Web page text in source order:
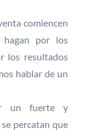
comiencen
por los
los resultados
hablar de un
un fuerte y
percatan que